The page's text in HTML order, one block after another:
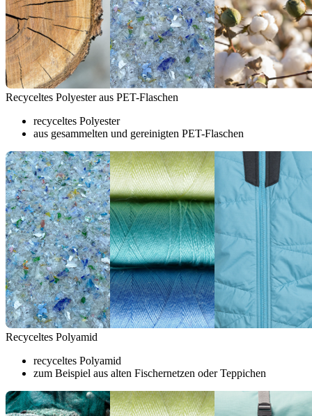
Recyceltes Polyester aus PET-Flaschen
recyceltes Polyester
aus gesammelten und gereinigten PET-Flaschen
Recyceltes Polyamid
recyceltes Polyamid
zum Beispiel aus alten Fischernetzen oder Teppichen